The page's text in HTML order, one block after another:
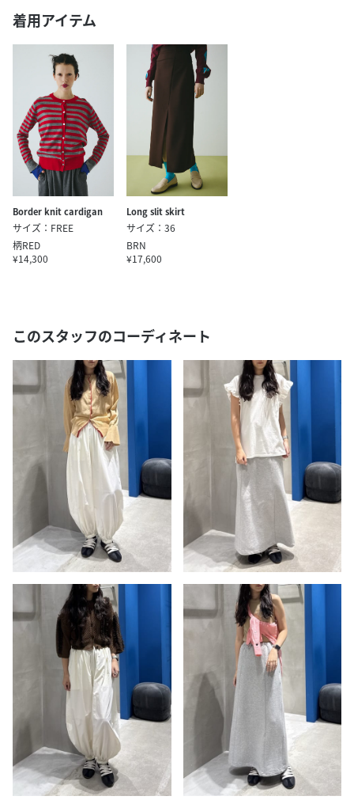
着用アイテム
Border knit cardigan
サイズ：FREE
柄RED
¥14,300
Long slit skirt
サイズ：36
BRN
¥17,600
このスタッフのコーディネート